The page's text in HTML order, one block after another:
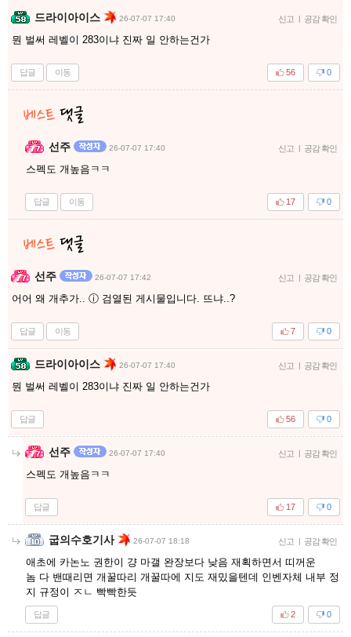
드라이아이스 26-07-07 17:40 신고 | 공감 확인
뭔 벌써 레벨이 283이냐 진짜 일 안하는건가
답글 이동 0
56
선주 26-07-07 17:40 신고 | 공감 확인
스펙도 개높음ㅋㅋ
답글 이동 0
17
선주 26-07-07 17:42 신고 | 공감 확인
어어 왜 개추가.. ⓘ 검열된 게시물입니다. 뜨냐..?
답글 이동 0
7
드라이아이스 26-07-07 17:40 신고 | 공감 확인
뭔 벌써 레벨이 283이냐 진짜 일 안하는건가
답글 0
56
선주 26-07-07 17:40 신고 | 공감 확인
스펙도 개높음ㅋㅋ
답글 0
17
굽의수호기사 26-07-07 18:18 신고 | 공감 확인
애초에 카논노 권한이 걍 마갤 완장보다 낮음 재획하면서 띠꺼운
놈 다 밴때리면 개꿀따리 개꿀따에 지도 재밌을텐데 인벤자체 내부 정
지 규정이 ㅈㄴ 빡빡한듯
답글 0
2